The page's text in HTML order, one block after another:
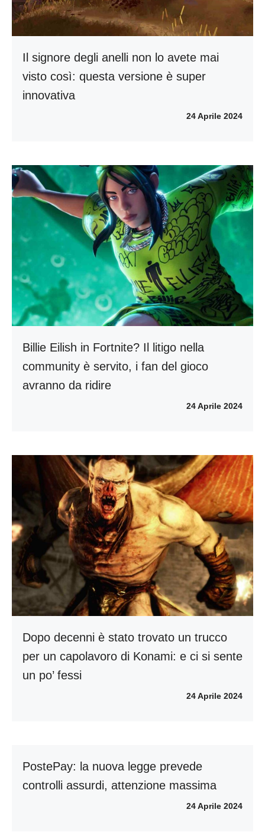
Il signore degli anelli non lo avete mai
visto così: questa versione è super
innovativa
24 Aprile 2024
Billie Eilish in Fortnite? Il litigo nella
community è servito, i fan del gioco
avranno da ridire
24 Aprile 2024
Dopo decenni è stato trovato un trucco
per un capolavoro di Konami: e ci si sente
un po’ fessi
24 Aprile 2024
PostePay: la nuova legge prevede
controlli assurdi, attenzione massima
24 Aprile 2024